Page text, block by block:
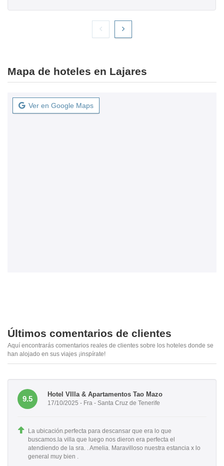
Mapa de hoteles en Lajares
Ver en Google Maps
Últimos comentarios de clientes
Aquí encontrarás comentarios reales de clientes sobre los hoteles donde se
han alojado en sus viajes ¡inspírate!
9.5
Hotel VIlla & Apartamentos Tao Mazo
17/10/2025 - Fra - Santa Cruz de Tenerife
La ubicación.perfecta para descansar que era lo que
buscamos.la villa que luego nos dieron era perfecta el
atendiendo de la sra. . Amelia. Maravilloso nuestra estancia x lo
general muy bien .